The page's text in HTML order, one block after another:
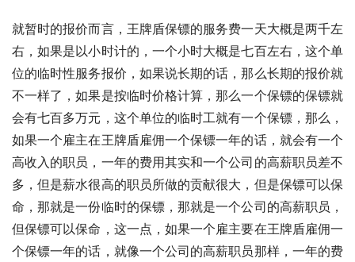
就暂时的报价而言，王牌盾保镖的服务费一天大概是两千左
右，如果是以小时计的，一个小时大概是七百左右，这个单
位的临时性服务报价，如果说长期的话，那么长期的报价就
不一样了，如果是按临时价格计算，那么一个保镖的保镖就
会有七百多万元，这个单位的临时工就有一个保镖，那么，
如果一个雇主在王牌盾雇佣一个保镖一年的话，就会有一个
高收入的职员，一年的费用其实和一个公司的高薪职员差不
多，但是薪水很高的职员所做的贡献很大，但是保镖可以保
命，那就是一份临时的保镖，那就是一个公司的高薪职员，
但保镖可以保命，这一点，如果一个雇主要在王牌盾雇佣一
个保镖一年的话，就像一个公司的高薪职员那样，一年的费